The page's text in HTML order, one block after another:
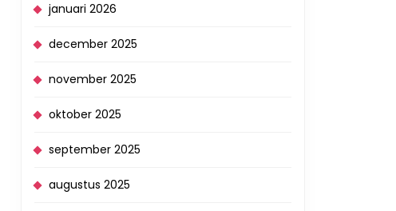
januari 2026
december 2025
november 2025
oktober 2025
september 2025
augustus 2025